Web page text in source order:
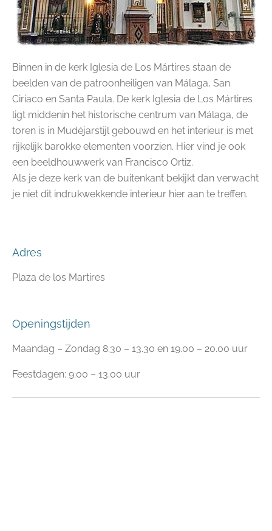
Binnen in de kerk Iglesia de Los Mártires staan de
beelden van de patroonheiligen van Málaga, San
Ciriaco en Santa Paula. De kerk Iglesia de Los Mártires
ligt middenin het historische centrum van Málaga, de
toren is in Mudéjarstijl gebouwd en het interieur is met
rijkelijk barokke elementen voorzien. Hier vind je ook
een beeldhouwwerk van Francisco Ortiz.
Als je deze kerk van de buitenkant bekijkt dan verwacht
je niet dit indrukwekkende interieur hier aan te treffen.
Adres
Plaza de los Martires
Openingstijden
Maandag – Zondag 8.30 – 13.30 en 19.00 – 20.00 uur
Feestdagen: 9.00 – 13.00 uur